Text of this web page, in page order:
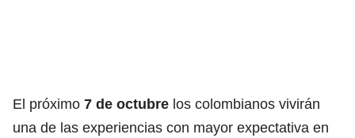
El próximo 7 de octubre los colombianos vivirán
una de las experiencias con mayor expectativa en